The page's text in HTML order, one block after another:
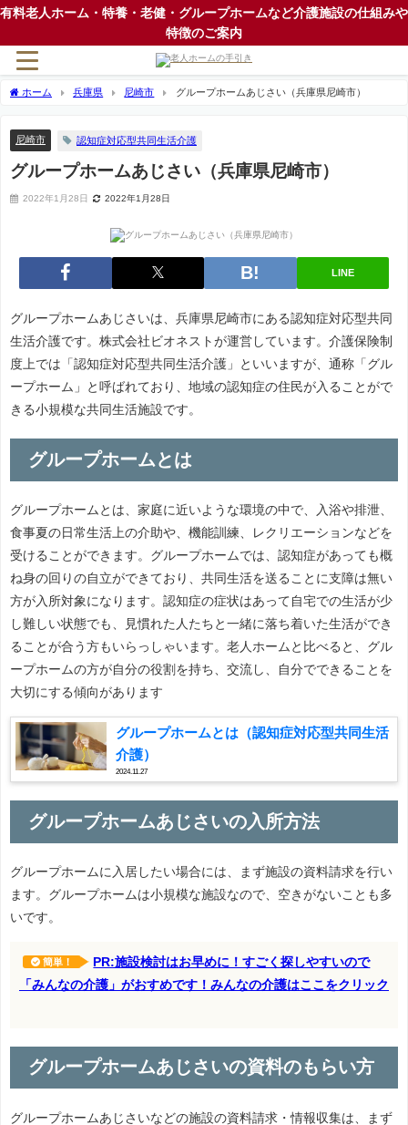
有料老人ホーム・特養・老健・グループホームなど介護施設の仕組みや
特徴のご案内
ホーム 兵庫県 尼崎市 グループホームあじさい（兵庫県尼崎市）
尼崎市 認知症対応型共同生活介護
グループホームあじさい（兵庫県尼崎市）
2022年1月28日 2022年1月28日
LINE
グループホームあじさいは、兵庫県尼崎市にある認知症対応型共同
生活介護です。株式会社ビオネストが運営しています。介護保険制
度上では「認知症対応型共同生活介護」といいますが、通称「グル
ープホーム」と呼ばれており、地域の認知症の住民が入ることがで
きる小規模な共同生活施設です。
グループホームとは
グループホームとは、家庭に近いような環境の中で、入浴や排泄、
食事夏の日常生活上の介助や、機能訓練、レクリエーションなどを
受けることができます。グループホームでは、認知症があっても概
ね身の回りの自立ができており、共同生活を送ることに支障は無い
方が入所対象になります。認知症の症状はあって自宅での生活が少
し難しい状態でも、見慣れた人たちと一緒に落ち着いた生活ができ
ることが合う方もいらっしゃいます。老人ホームと比べると、グル
ープホームの方が自分の役割を持ち、交流し、自分でできることを
大切にする傾向があります
グループホームとは（認知症対応型共同生活
介護）
2024.11.27
グループホームあじさいの入所方法
グループホームに入居したい場合には、まず施設の資料請求を行い
ます。グループホームは小規模な施設なので、空きがないことも多
いです。
簡単！
PR:施設検討はお早めに！すごく探しやすいので
「みんなの介護」がおすめです！みんなの介護はここをクリック
グループホームあじさいの資料のもらい方
グループホームあじさいなどの施設の資料請求・情報収集は、まず